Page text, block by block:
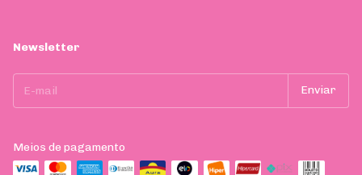
Newsletter
Meios de pagamento